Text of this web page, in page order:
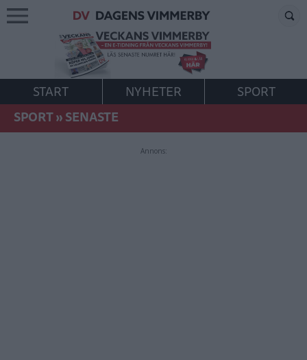
START NYHETER
SPORT
SPORT»SENASTE
Annons: